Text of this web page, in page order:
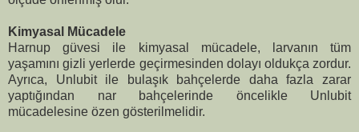
Kimyasal Mücadele
Harnup güvesi ile kimyasal mücadele, larvanın tüm
yaşamını gizli yerlerde geçirmesinden dolayı oldukça zordur.
Ayrıca, Unlubit ile bulaşık bahçelerde daha fazla zarar
yaptığından nar bahçelerinde öncelikle Unlubit
mücadelesine özen gösterilmelidir.